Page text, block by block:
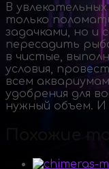
В увлекательных
только
задачками, но и
пересадить
в чистые,
условия,
всем
удобрения для
нужный объем.